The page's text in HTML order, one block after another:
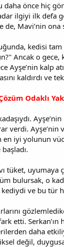
daha önce hiç
ilgiyi ilk defa
Mavi’nin ona
kedisi
Ancak o gece,
Ayşe’nin kalp
kaldırdı ve
Odaklı
verdi.
en iyi yolunun
tüket, uyumaya
bulursak, o
ve bu tür
etti.
daha
değil,